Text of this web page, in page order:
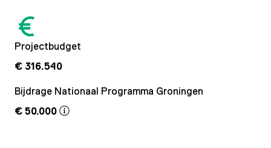
Projectbudget
€ 316.540
Bijdrage Nationaal Programma Groningen
€ 50.000